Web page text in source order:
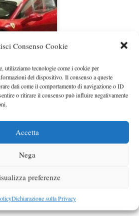
Consenso Cookie
utilizziamo tecnologie come i cookie per
del dispositivo. Il consenso a queste
dati come il comportamento di navigazione o ID
o ritirare il consenso può influire negativamente
Accetta
Nega
preferenze
Dichiarazione sulla Privacy
foto spia da
omologato
elettrica: mobilità
con noleggio a lungo